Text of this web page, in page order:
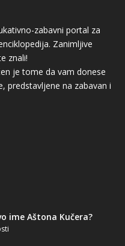
zabavni portal za
Zanimljive
znali!
je tome da vam donese
predstavljene na zabavan i
ime Aštona Kučera?